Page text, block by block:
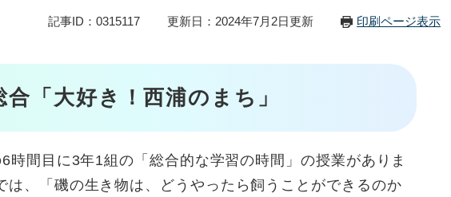
記事ID：0315117 更新日：2024年7月2日更新 印刷ページ表示
「大好き！西浦のまち」
間目に3年1組の「総合的な学習の時間」の授業がありま
は、「磯の生き物は、どうやったら飼うことができるのか